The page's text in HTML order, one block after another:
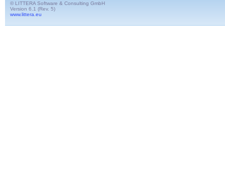
© LITTERA Software & Consulting GmbH
Version 6.1 (Rev. 5)
www.littera.eu